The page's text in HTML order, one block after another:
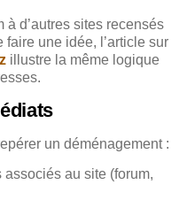
d’autres sites recensés
une idée, l’article sur
illustre la même logique
un déménagement :
au site (forum,